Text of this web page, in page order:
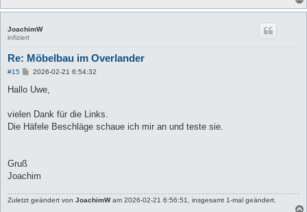
JoachimW
infiziert
Re: Möbelbau im Overlander
#15
B
i
a
2026-02-21 6:54:32
Hallo Uwe,
vielen Dank für die Links.
Die Häfele Beschläge schaue ich mir an und teste sie.
Gruß
Joachim
Zuletzt geändert von JoachimWam 2026-02-21 6:56:51, insgesamt 1-mal geändert.